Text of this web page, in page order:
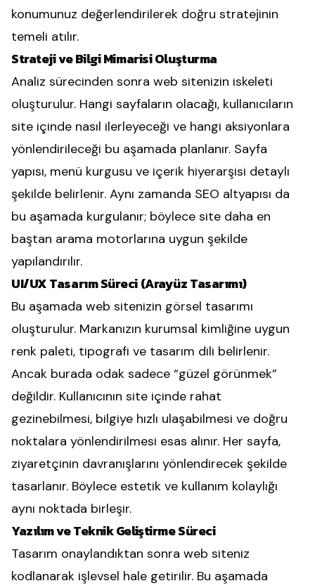
konumunuz değerlendirilerek doğru stratejinin
temeli atılır.
Strateji ve Bilgi Mimarisi Oluşturma
Analiz sürecinden sonra web sitenizin iskeleti
oluşturulur. Hangi sayfaların olacağı, kullanıcıların
site içinde nasıl ilerleyeceği ve hangi aksiyonlara
yönlendirileceği bu aşamada planlanır. Sayfa
yapısı, menü kurgusu ve içerik hiyerarşisi detaylı
şekilde belirlenir. Aynı zamanda SEO altyapısı da
bu aşamada kurgulanır; böylece site daha en
baştan arama motorlarına uygun şekilde
yapılandırılır.
UI/UX Tasarım Süreci (Arayüz Tasarımı)
Bu aşamada web sitenizin görsel tasarımı
oluşturulur. Markanızın kurumsal kimliğine uygun
renk paleti, tipografi ve tasarım dili belirlenir.
Ancak burada odak sadece “güzel görünmek”
değildir. Kullanıcının site içinde rahat
gezinebilmesi, bilgiye hızlı ulaşabilmesi ve doğru
noktalara yönlendirilmesi esas alınır. Her sayfa,
ziyaretçinin davranışlarını yönlendirecek şekilde
tasarlanır. Böylece estetik ve kullanım kolaylığı
aynı noktada birleşir.
Yazılım ve Teknik Geliştirme Süreci
Tasarım onaylandıktan sonra web siteniz
kodlanarak işlevsel hale getirilir. Bu aşamada